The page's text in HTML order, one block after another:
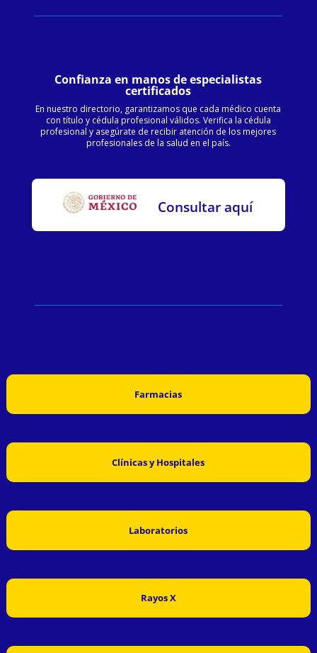
Confianza en manos de especialistas
certificados
En nuestro directorio, garantizamos que cada médico cuenta
con título y cédula profesional válidos. Verifica la cédula
profesional y asegúrate de recibir atención de los mejores
profesionales de la salud en el país.
Consultar aquí
Farmacias
Clínicas y Hospitales
Laboratorios
Rayos X